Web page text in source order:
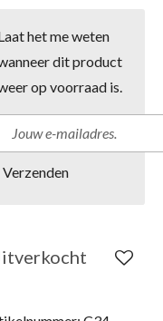
het me weten
dit product
op voorraad is.
Verzenden